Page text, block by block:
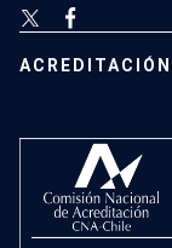
ACREDITACIÓN